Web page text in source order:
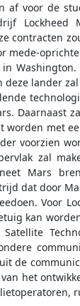
af voor de
contracten
mede-
lander
Daarnaast
worden met
voorzien
zal
Mars
dat door
Voor
kan
de
het